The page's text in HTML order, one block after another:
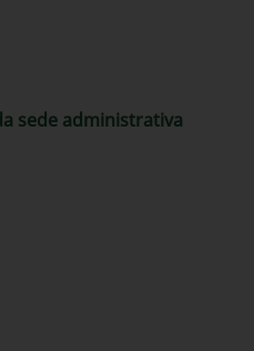
sede administrativa